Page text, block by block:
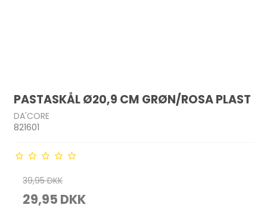
PASTASKÅL Ø20,9 CM GRØN/ROSA PLAST
DA'CORE
821601
39,95 DKK
29,95 DKK